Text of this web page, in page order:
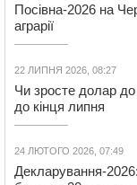
Посівна-2026 на
аграрії
22 ЛИПНЯ 2026, 08:27
Чи зросте долар
до кінця липня
24 ЛЮТОГО 2026, 07:49
Декларування-